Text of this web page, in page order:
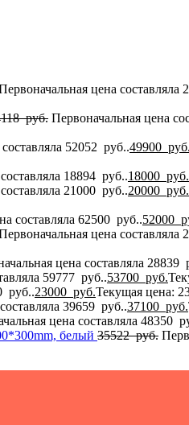
цена составляла
руб. Первоначальная цена
52052 руб..49900 руб.
18894 руб..18000 руб.
21000 руб..20000 руб.
составляла 62500 руб..52000
цена составляла
цена составляла 28839
59777 руб..53700 руб.
руб..23000 руб.Текущая цена:
39659 руб..37100 руб.
цена составляла 48350
белый 35522руб.